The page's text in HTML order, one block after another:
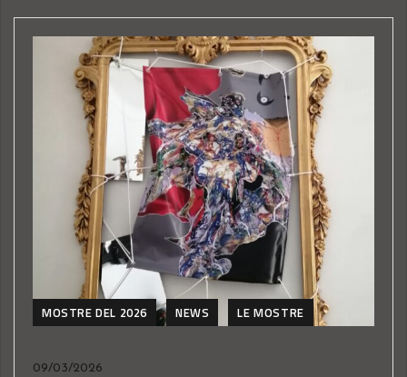
MOSTRE DEL 2026 NEWS LE MOSTRE
09/03/2026